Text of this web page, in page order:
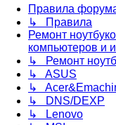
Правила
↳ Правила
Ремонт
компьютеров и
↳ Ремонт
↳ ASUS
↳
↳ DNS/DEXP
↳ Lenovo